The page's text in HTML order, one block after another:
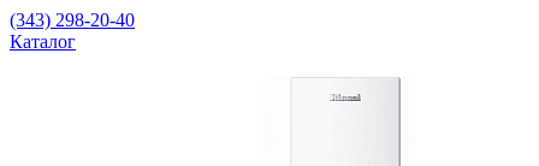
(343) 298-20-40
Каталог